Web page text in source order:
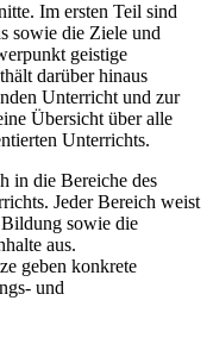
Im ersten Teil sind
sowie die Ziele und
geistige
darüber hinaus
Unterricht und zur
Übersicht über alle
Unterrichts.
in die Bereiche des
Jeder Bereich weist
sowie die
aus.
geben konkrete
und